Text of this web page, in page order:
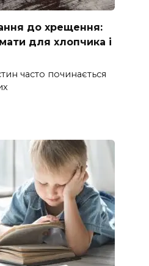
до хрещення:
для хлопчика і
часто починається